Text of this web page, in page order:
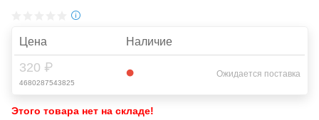
Цена Наличие
320 ₽
4680287543825
Ожидается поставка
Этого товара нет на складе!